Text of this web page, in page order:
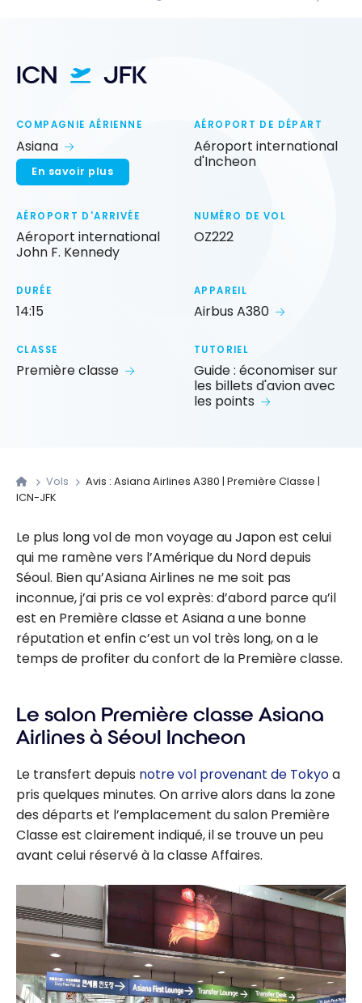
ICN JFK
COMPAGNIE AÉRIENNE
Asiana
En savoir plus
AÉROPORT DE DÉPART
Aéroport international
d'Incheon
AÉROPORT D'ARRIVÉE
Aéroport international
John F. Kennedy
NUMÉRO DE VOL
OZ222
DURÉE
14:15
APPAREIL
Airbus A380
CLASSE
Première classe
TUTORIEL
Guide : économiser sur
les billets d'avion avec
les points
Vols
Avis : Asiana Airlines A380 | Première Classe |
ICN-JFK
Le plus long vol de mon voyage au Japon est celui
qui me ramène vers l’Amérique du Nord depuis
Séoul. Bien qu’Asiana Airlines ne me soit pas
inconnue, j’ai pris ce vol exprès: d’abord parce qu’il
est en Première classe et Asiana a une bonne
réputation et enfin c’est un vol très long, on a le
temps de profiter du confort de la Première classe.
Le salon Première classe Asiana
Airlines à Séoul Incheon
Le transfert depuis notre vol provenant de Tokyoa
pris quelques minutes. On arrive alors dans la zone
des départs et l’emplacement du salon Première
Classe est clairement indiqué, il se trouve un peu
avant celui réservé à la classe Affaires.